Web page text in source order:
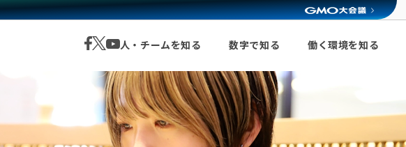
人・チームを知る 数字で知る 働く環境を知る